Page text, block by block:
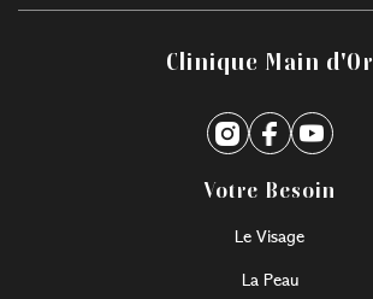
Clinique Main d'Or
Votre Besoin
Le Visage
La Peau